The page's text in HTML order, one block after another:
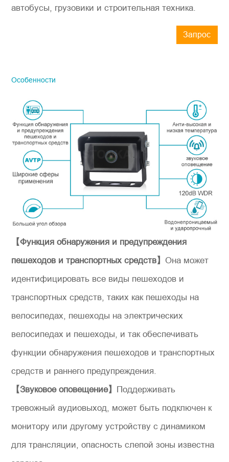
автобусы, грузовики и строительная техника.
Запрос
Hомер продукции
Представьтесь*
Сообщение*
Отправить сообщение
Особенности
【Функция обнаружения и предупреждения
пешеходов и транспортных средств】 Она может
идентифицировать все виды пешеходов и
транспортных средств, таких как пешеходы на
велосипедах, пешеходы на электрических
велосипедах и пешеходы, и так обеспечивать
функции обнаружения пешеходов и транспортных
средств и раннего предупреждения.
【Звуковое оповещение】
Поддерживать
тревожный аудиовыход, может быть подключен к
монитору или другому устройству с динамиком
для трансляции, опасность слепой зоны известна